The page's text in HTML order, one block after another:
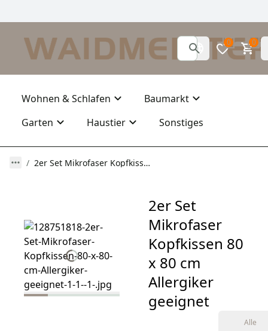
0 0
Wohnen & Schlafen
Baumarkt
Garten
Haustier Sonstiges
2er Set Mikrofaser Kopfkissen 80 x 80 cm Allergiker geeignet
2er Set
Mikrofaser
Kopfkissen 80
x 80 cm
Allergiker
geeignet
Alle